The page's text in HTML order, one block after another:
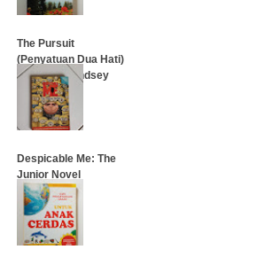
The Pursuit
(Penyatuan Dua Hati)
- Johanna Lindsey
Despicable Me: The
Junior Novel
…